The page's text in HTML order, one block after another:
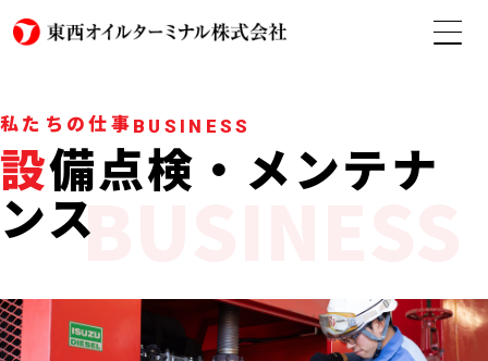
私たちの仕事 BUSINESS
設備点検・メンテナ
ンスBUSINESS